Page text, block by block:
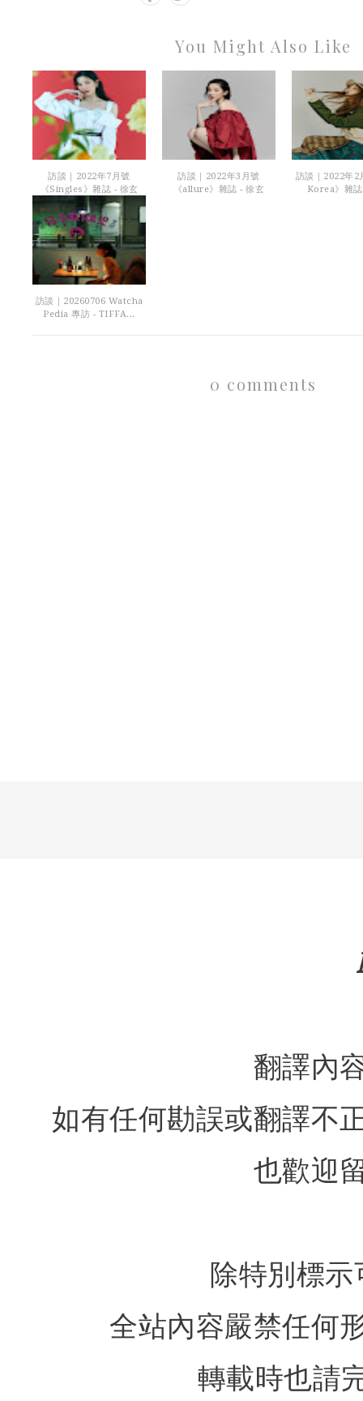
You Might Also Like
訪談｜2022年7月號
《Singles》雜誌 - 徐玄
訪談｜2022年3月號
《allure》雜誌 - 徐玄
訪談｜2022年2
Korea》雜
訪談｜20260706 Watcha
Pedia 專訪 - TIFFA...
0 comments
翻譯內
如有任何勘誤或翻譯不
也歡迎
除特別標
全站內容嚴禁任何
轉載時也請